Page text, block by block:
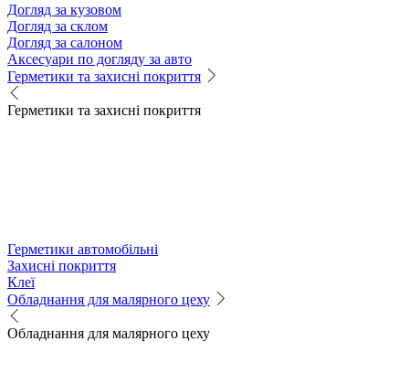
Догляд за кузовом
Догляд за склом
Догляд за салоном
Аксесуари по догляду за авто
Герметики та захисні покриття
Герметики та захисні покриття
Герметики автомобільні
Захисні покриття
Клеї
Обладнання для малярного цеху
Обладнання для малярного цеху